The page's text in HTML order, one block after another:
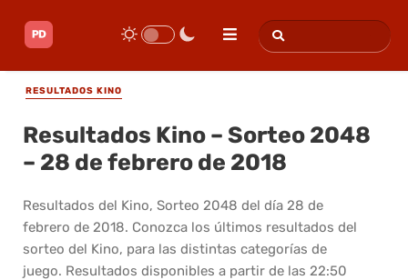
RESULTADOS KINO
Resultados Kino – Sorteo 2048
– 28 de febrero de 2018
Resultados del Kino, Sorteo 2048 del día 28 de
febrero de 2018. Conozca los últimos resultados del
sorteo del Kino, para las distintas categorías de
juego. Resultados disponibles a partir de las 22:50